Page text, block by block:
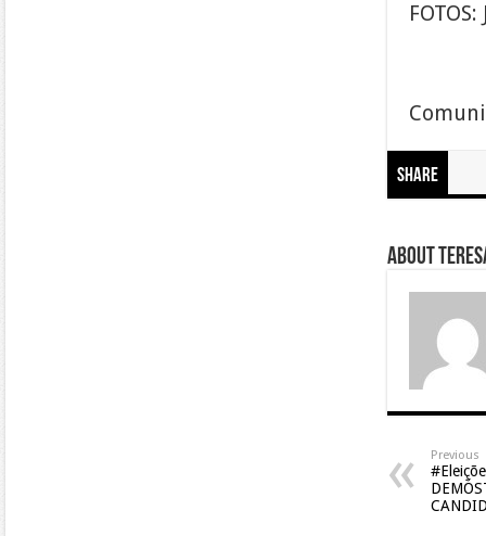
FOTOS:
Share
About
Previous